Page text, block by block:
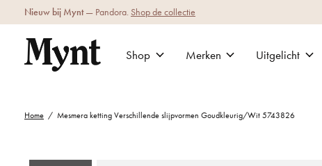
Nieuw bij Mynt— Pandora. Shop de collectie
Shop Merken Uitgelicht
Home / Mesmera ketting Verschillende slijpvormen Goudkleurig/Wit 5743826